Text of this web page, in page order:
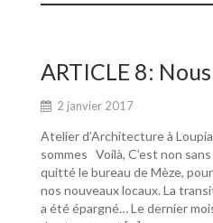
o
o
k
er
ARTICLE 8:
2 janvier 2017
Atelier d’Architecture à
sommes Voilà, C’est non
quitté le bureau de Mèze,
nos nouveaux locaux. La
a été épargné… Le dernier